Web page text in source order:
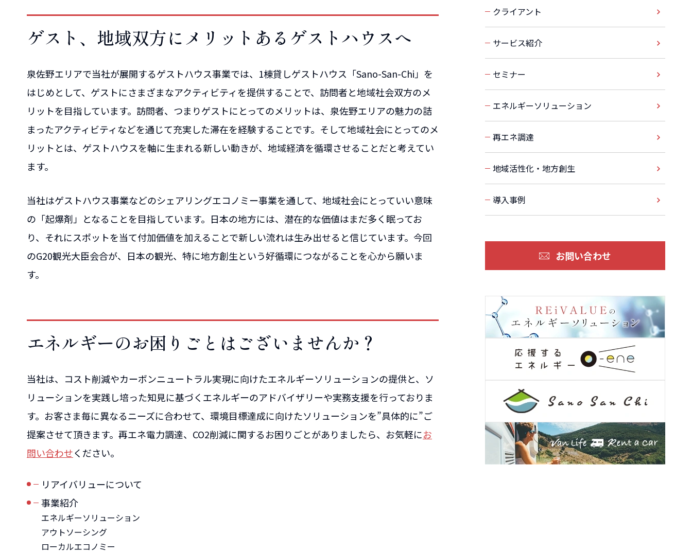
ゲスト、地域双方にメリットあるゲストハウスへ
泉佐野エリアで当社が展開するゲストハウス事業では、1棟貸しゲストハウス「Sano-San-Chi」を
はじめとして、ゲストにさまざまなアクティビティを提供することで、訪問者と地域社会双方のメ
リットを目指しています。訪問者、つまりゲストにとってのメリットは、泉佐野エリアの魅力の詰
まったアクティビティなどを通じて充実した滞在を経験することです。そして地域社会にとってのメ
リットとは、ゲストハウスを軸に生まれる新しい動きが、地域経済を循環させることだと考えてい
ます。
当社はゲストハウス事業などのシェアリングエコノミー事業を通して、地域社会にとっていい意味
の「起爆剤」となることを目指しています。日本の地方には、潜在的な価値はまだ多く眠ってお
り、それにスポットを当て付加価値を加えることで新しい流れは生み出せると信じています。今回
のG20観光大臣会合が、日本の観光、特に地方創生という好循環につながることを心から願いま
す。
エネルギーのお困りごとはございませんか？
当社は、コスト削減やカーボンニュートラル実現に向けたエネルギーソリューションの提供と、ソ
リューションを実践し培った知見に基づくエネルギーのアドバイザリーや実務支援を行っておりま
す。お客さま毎に異なるニーズに合わせて、環境目標達成に向けたソリューションを”具体的に”ご
提案させて頂きます。再エネ電力調達、CO2削減に関するお困りごとがありましたら、お気軽にお
問い合わせください。
リアイバリューについて
事業紹介
エネルギーソリューション
アウトソーシング
ローカルエコノミー
クライアント
サービス紹介
セミナー
エネルギーソリューション
再エネ調達
地域活性化・地方創生
導入事例
お問い合わせ